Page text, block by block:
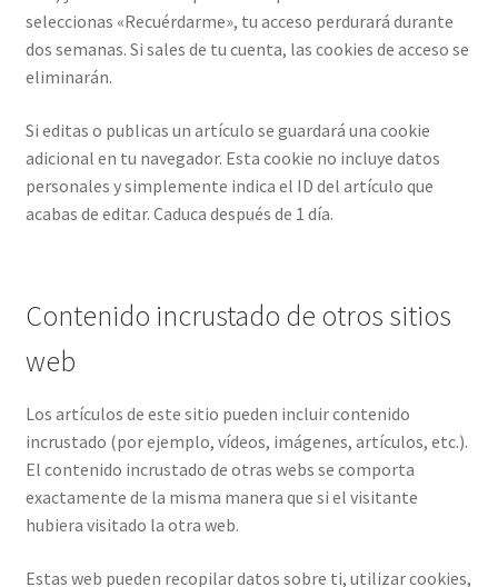
seleccionas «Recuérdarme», tu acceso perdurará durante
dos semanas. Si sales de tu cuenta, las cookies de acceso se
eliminarán.
Si editas o publicas un artículo se guardará una cookie
adicional en tu navegador. Esta cookie no incluye datos
personales y simplemente indica el ID del artículo que
acabas de editar. Caduca después de 1 día.
Contenido incrustado de otros sitios
web
Los artículos de este sitio pueden incluir contenido
incrustado (por ejemplo, vídeos, imágenes, artículos, etc.).
El contenido incrustado de otras webs se comporta
exactamente de la misma manera que si el visitante
hubiera visitado la otra web.
Estas web pueden recopilar datos sobre ti, utilizar cookies,